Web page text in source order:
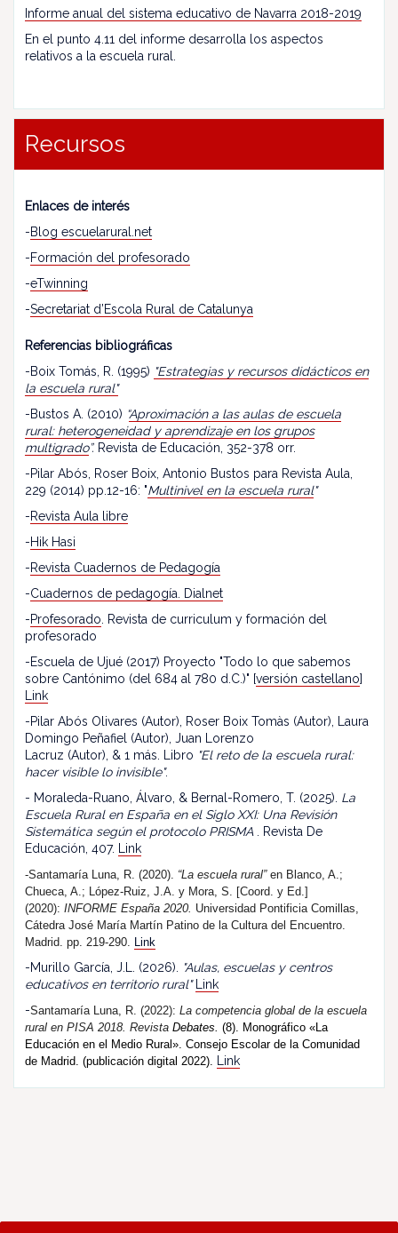
Informe anual del sistema educativo de Navarra 2018-2019
En el punto 4.11 del informe desarrolla los aspectos
relativos a la escuela rural.
Recursos
Enlaces de interés
-Blog escuelarural.net
-Formación del profesorado
-eTwinning
-Secretariat d’Escola Rural de Catalunya
Referencias bibliográficas
-Boix Tomás, R. (1995) "Estrategias y recursos didácticos en
la escuela rural"
-Bustos A. (2010) “Aproximación a las aulas de escuela
rural: heterogeneidad y aprendizaje en los grupos
multigrado”. Revista de Educación, 352-378 orr.
-Pilar Abós, Roser Boix, Antonio Bustos para Revista Aula,
229 (2014) pp.12-16: "Multinivel en la escuela rural"
-Revista Aula libre
-Hik Hasi
-Revista Cuadernos de Pedagogía
-Cuadernos de pedagogía. Dialnet
-Profesorado . Revista de curriculum y formación del
profesorado
-Escuela de Ujué (2017) Proyecto "Todo lo que sabemos
sobre Cantónimo (del 684 al 780 d.C.)" [versión castellano]
Link
-Pilar Abós Olivares (Autor), Roser Boix Tomàs (Autor), Laura
Domingo Peñafiel (Autor), Juan Lorenzo
Lacruz (Autor), & 1 más. Libro "El reto de la escuela rural:
hacer visible lo invisible".
- Moraleda-Ruano, Álvaro, & Bernal-Romero, T. (2025). La
Escuela Rural en España en el Siglo XXI: Una Revisión
Sistemática según el protocolo PRISMA . Revista De
Educación, 407.
Link
-Santamaría Luna, R. (2020). “La escuela rural”en Blanco, A.;
Chueca, A.; López-Ruiz, J.A. y Mora, S. [Coord. y Ed.]
(2020): INFORME España 2020. Universidad Pontificia Comillas,
Cátedra José María Martín Patino de la Cultura del Encuentro.
Madrid. pp. 219-290. Link
-Murillo García, J.L. (2026).
"Aulas, escuelas y centros
educativos en territorio rural"
Link
-Santamaría Luna, R. (2022): La competencia global de la escuela
rural en PISA 2018. Revista Debates. (8). Monográfico «La
Educación en el Medio Rural». Consejo Escolar de la Comunidad
de Madrid. (publicación digital 2022).
Link